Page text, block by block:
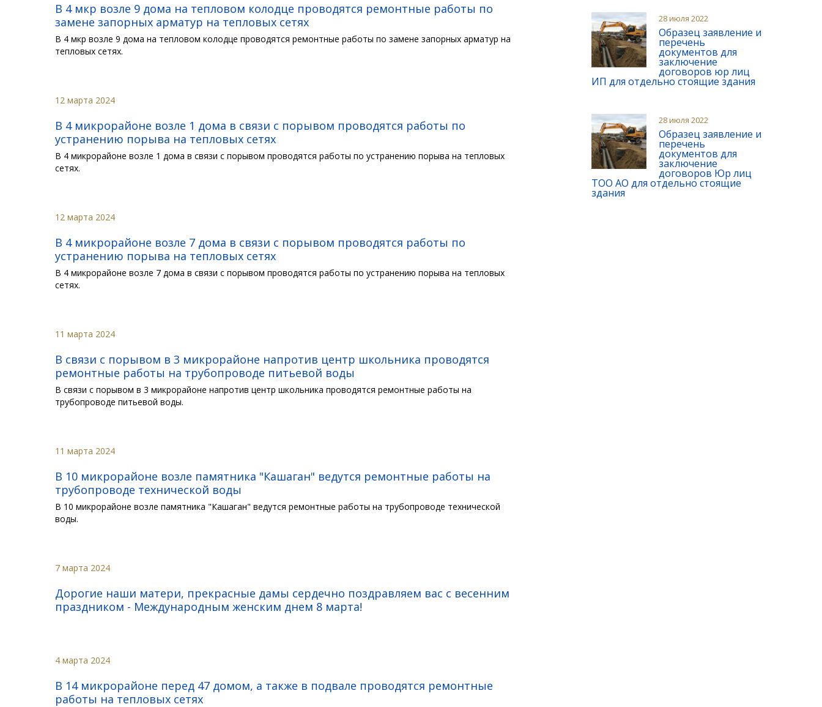
В 4 мкр возле 9 дома на тепловом колодце проводятся ремонтные работы по
замене запорных арматур на тепловых сетях
В 4 мкр возле 9 дома на тепловом колодце проводятся ремонтные работы по замене запорных арматур на
тепловых сетях.
12 марта 2024
В 4 микрорайоне возле 1 дома в связи с порывом проводятся работы по
устранению порыва на тепловых сетях
В 4 микрорайоне возле 1 дома в связи с порывом проводятся работы по устранению порыва на тепловых
сетях.
12 марта 2024
В 4 микрорайоне возле 7 дома в связи с порывом проводятся работы по
устранению порыва на тепловых сетях
В 4 микрорайоне возле 7 дома в связи с порывом проводятся работы по устранению порыва на тепловых
сетях.
11 марта 2024
В связи с порывом в 3 микрорайоне напротив центр школьника проводятся
ремонтные работы на трубопроводе питьевой воды
В связи с порывом в 3 микрорайоне напротив центр школьника проводятся ремонтные работы на
трубопроводе питьевой воды.
11 марта 2024
В 10 микрорайоне возле памятника "Кашаган" ведутся ремонтные работы на
трубопроводе технической воды
В 10 микрорайоне возле памятника "Кашаган" ведутся ремонтные работы на трубопроводе технической
воды.
7 марта 2024
Дорогие наши матери, прекрасные дамы сердечно поздравляем вас с весенним
праздником - Международным женским днем 8 марта!
4 марта 2024
В 14 микрорайоне перед 47 домом, а также в подвале проводятся ремонтные
работы на тепловых сетях
28 июля 2022
Образец заявление и
перечень
документов для
заключение
договоров юр лиц
ИП для отдельно стоящие здания
28 июля 2022
Образец заявление и
перечень
документов для
заключение
договоров Юр лиц
ТОО АО для отдельно стоящие
здания